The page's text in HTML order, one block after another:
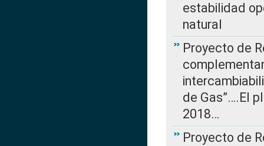
estabilidad
natural
Proyecto de
de Gas”….El
2018…
Proyecto de